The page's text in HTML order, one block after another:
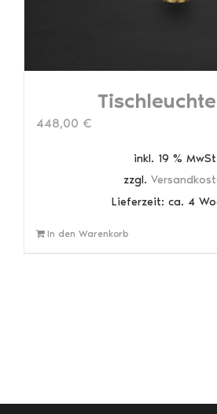
448,00 €
inkl. 19 %
zzgl.
Lieferzeit: ca. 4
In den Warenkorb